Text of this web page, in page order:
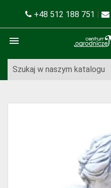
+48 512 188 751 |
